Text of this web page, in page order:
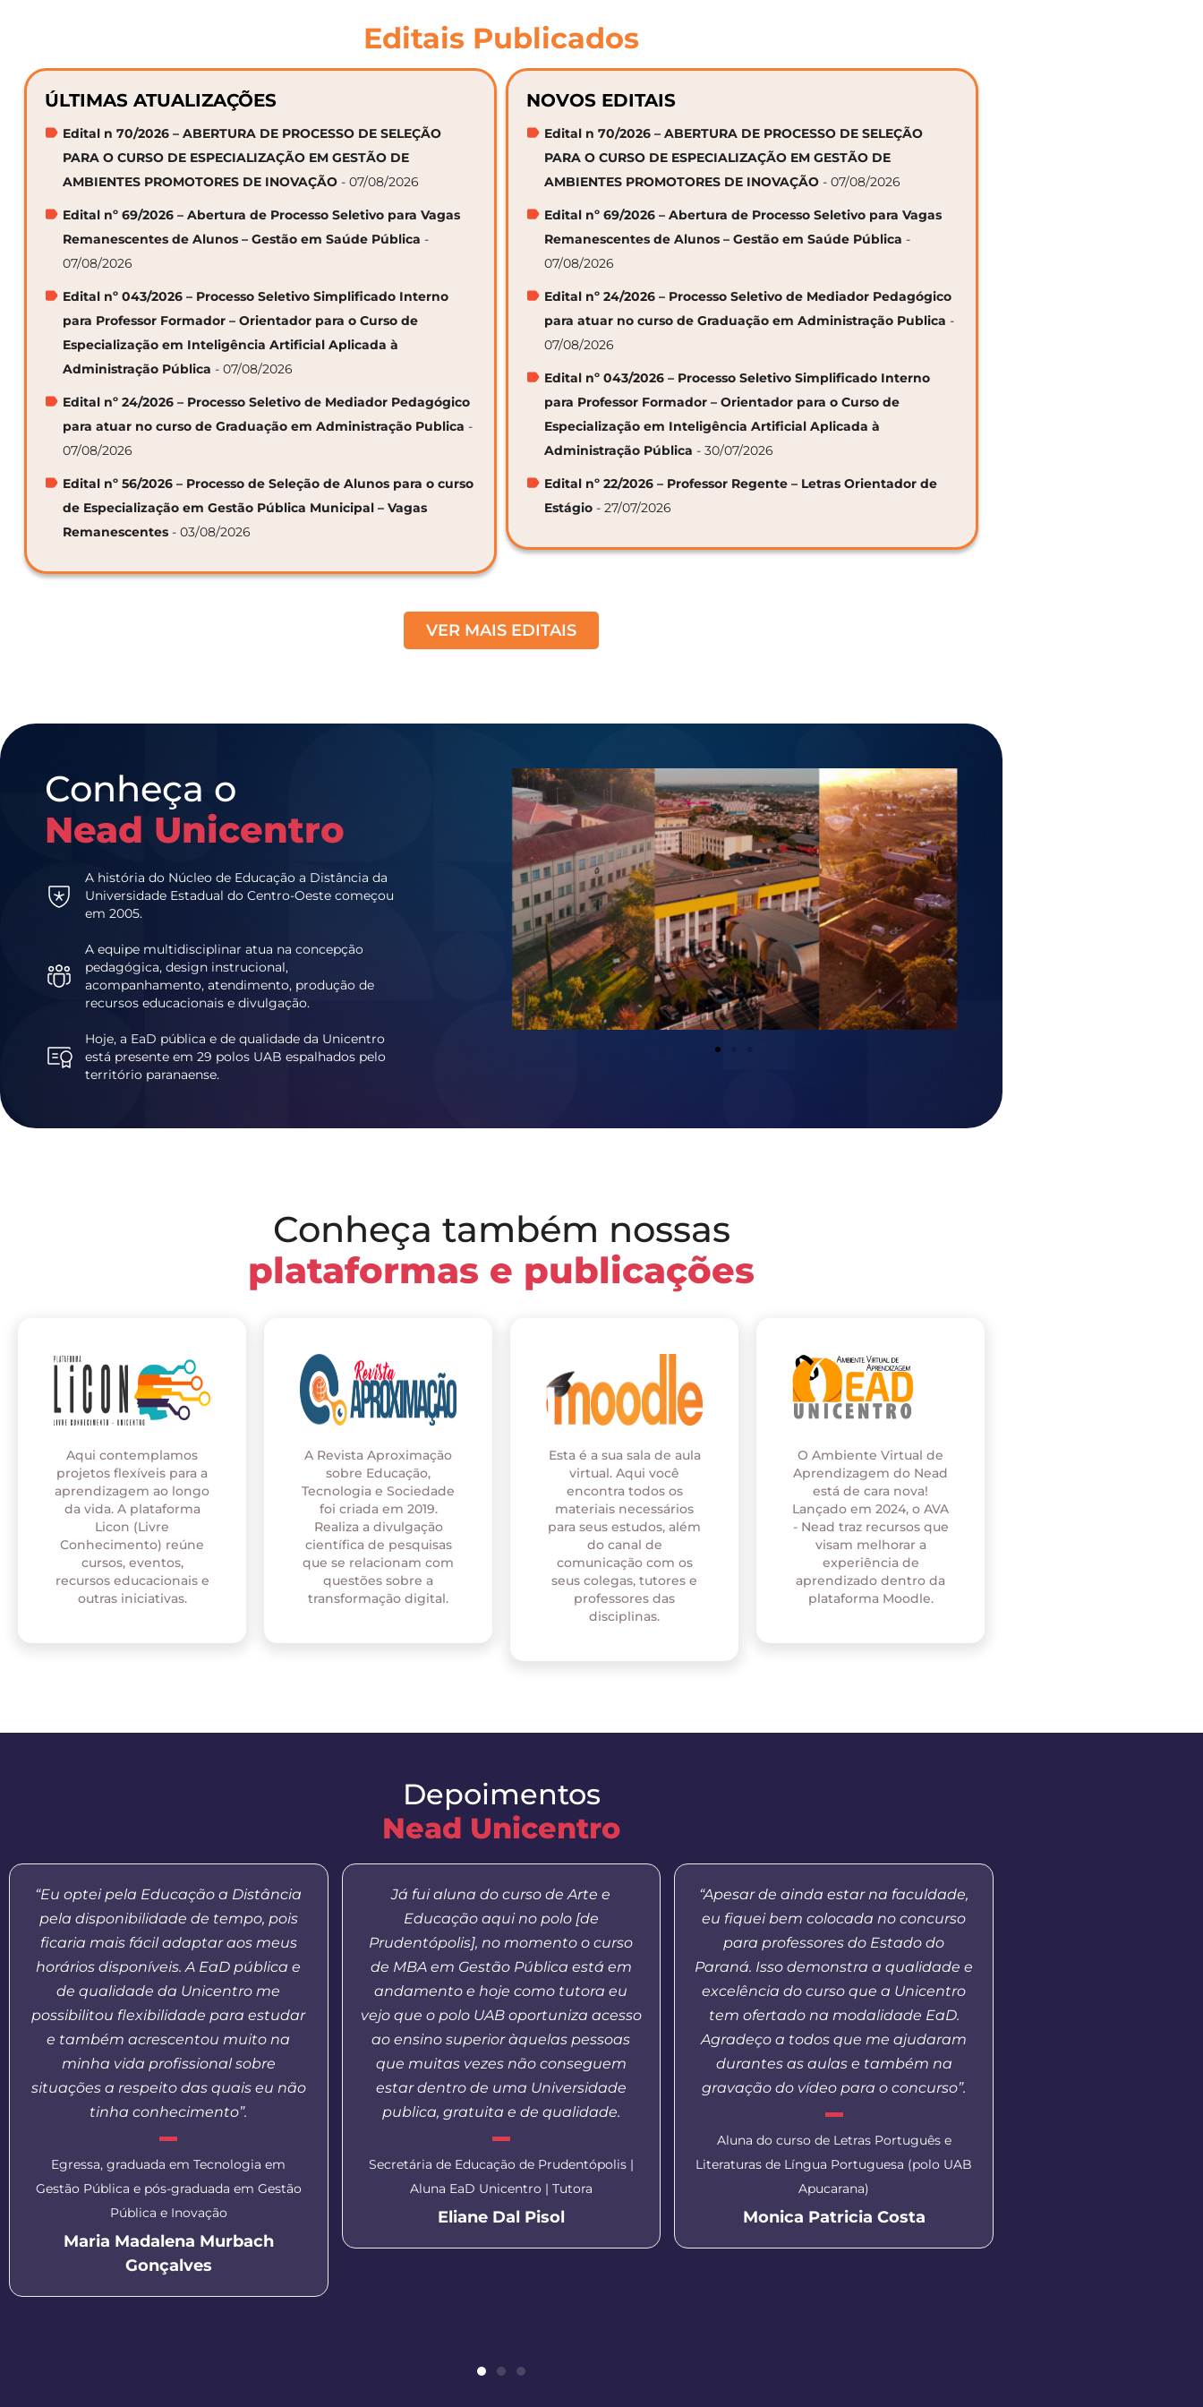
Editais Publicados
ÚLTIMAS ATUALIZAÇÕES
Edital n 70/2026 – ABERTURA DE PROCESSO DE SELEÇÃO
PARA O CURSO DE ESPECIALIZAÇÃO EM GESTÃO DE
AMBIENTES PROMOTORES DE INOVAÇÃO - 07/08/2026
Edital nº 69/2026 – Abertura de Processo Seletivo para Vagas
Remanescentes de Alunos – Gestão em Saúde Pública -
07/08/2026
Edital nº 043/2026 – Processo Seletivo Simplificado Interno
para Professor Formador – Orientador para o Curso de
Especialização em Inteligência Artificial Aplicada à
Administração Pública - 07/08/2026
Edital nº 24/2026 – Processo Seletivo de Mediador Pedagógico
para atuar no curso de Graduação em Administração Publica -
07/08/2026
Edital nº 56/2026 – Processo de Seleção de Alunos para o curso
de Especialização em Gestão Pública Municipal – Vagas
Remanescentes - 03/08/2026
NOVOS EDITAIS
Edital n 70/2026 – ABERTURA DE PROCESSO DE SELEÇÃO
PARA O CURSO DE ESPECIALIZAÇÃO EM GESTÃO DE
AMBIENTES PROMOTORES DE INOVAÇÃO - 07/08/2026
Edital nº 69/2026 – Abertura de Processo Seletivo para Vagas
Remanescentes de Alunos – Gestão em Saúde Pública -
07/08/2026
Edital nº 24/2026 – Processo Seletivo de Mediador Pedagógico
para atuar no curso de Graduação em Administração Publica -
07/08/2026
Edital nº 043/2026 – Processo Seletivo Simplificado Interno
para Professor Formador – Orientador para o Curso de
Especialização em Inteligência Artificial Aplicada à
Administração Pública - 30/07/2026
Edital nº 22/2026 – Professor Regente – Letras Orientador de
Estágio - 27/07/2026
VER MAIS EDITAIS
Conheça o
Nead Unicentro
A história do Núcleo de Educação a Distância da
Universidade Estadual do Centro-Oeste começou
em 2005.
A equipe multidisciplinar atua na concepção
pedagógica, design instrucional,
acompanhamento, atendimento, produção de
recursos educacionais e divulgação.
Hoje, a EaD pública e de qualidade da Unicentro
está presente em 29 polos UAB espalhados pelo
território paranaense.
Conheça também nossas
plataformas e publicações
Aqui contemplamos
projetos flexíveis para a
aprendizagem ao longo
da vida. A plataforma
Licon (Livre
Conhecimento) reúne
cursos, eventos,
recursos educacionais e
outras iniciativas.
A Revista Aproximação
sobre Educação,
Tecnologia e Sociedade
foi criada em 2019.
Realiza a divulgação
científica de pesquisas
que se relacionam com
questões sobre a
transformação digital.
Esta é a sua sala de aula
virtual. Aqui você
encontra todos os
materiais necessários
para seus estudos, além
do canal de
comunicação com os
seus colegas, tutores e
professores das
disciplinas.
O Ambiente Virtual de
Aprendizagem do Nead
está de cara nova!
Lançado em 2024, o AVA
- Nead traz recursos que
visam melhorar a
experiência de
aprendizado dentro da
plataforma Moodle.
Depoimentos
Nead Unicentro
“Eu optei pela Educação a Distância
pela disponibilidade de tempo, pois
ficaria mais fácil adaptar aos meus
horários disponíveis. A EaD pública e
de qualidade da Unicentro me
possibilitou flexibilidade para estudar
e também acrescentou muito na
minha vida profissional sobre
situações a respeito das quais eu não
tinha conhecimento”.
Egressa, graduada em Tecnologia em
Gestão Pública e pós-graduada em Gestão
Pública e Inovação
Maria Madalena Murbach
Gonçalves
Já fui aluna do curso de Arte e
Educação aqui no polo [de
Prudentópolis], no momento o curso
de MBA em Gestão Pública está em
andamento e hoje como tutora eu
vejo que o polo UAB oportuniza acesso
ao ensino superior àquelas pessoas
que muitas vezes não conseguem
estar dentro de uma Universidade
publica, gratuita e de qualidade.
Secretária de Educação de Prudentópolis |
Aluna EaD Unicentro | Tutora
Eliane Dal Pisol
“Apesar de ainda estar na faculdade,
eu fiquei bem colocada no concurso
para professores do Estado do
Paraná. Isso demonstra a qualidade e
excelência do curso que a Unicentro
tem ofertado na modalidade EaD.
Agradeço a todos que me ajudaram
durantes as aulas e também na
gravação do vídeo para o concurso”.
Aluna do curso de Letras Português e
Literaturas de Língua Portuguesa (polo UAB
Apucarana)
Monica Patricia Costa